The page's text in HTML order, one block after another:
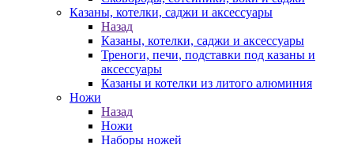
Казаны, котелки, саджи и аксессуары
Назад
Казаны, котелки, саджи и аксессуары
Треноги, печи, подставки под казаны и
аксессуары
Казаны и котелки из литого алюминия
Ножи
Назад
Ножи
Наборы ножей